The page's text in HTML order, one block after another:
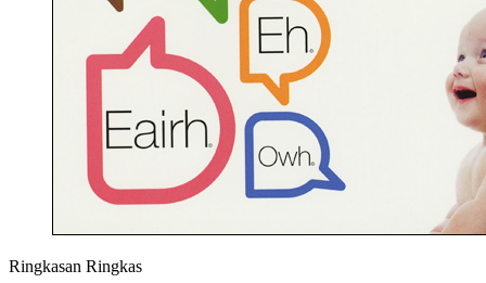
Ringkasan Ringkas